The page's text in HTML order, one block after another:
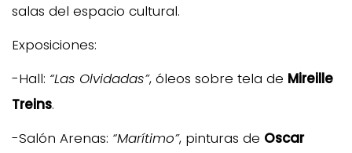
salas del espacio cultural.
Exposiciones:
-Hall: “Las Olvidadas”, óleos sobre tela de Mireille
Treins.
-Salón Arenas: “Marítimo”, pinturas de Oscar